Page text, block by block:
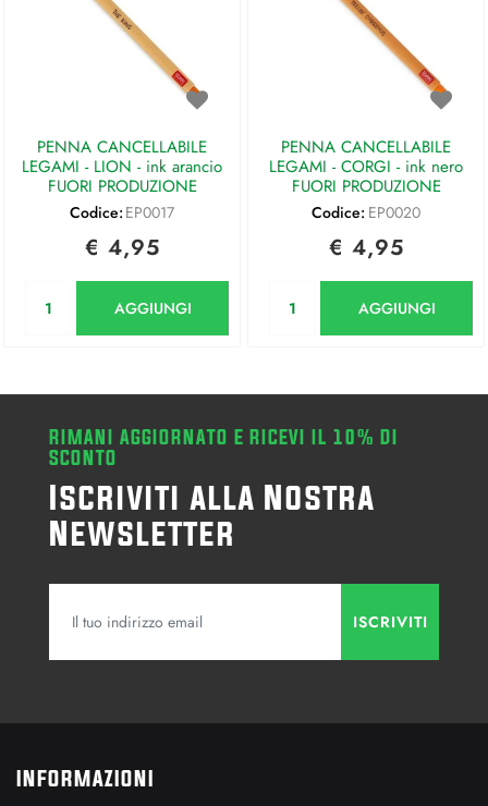
PENNA CANCELLABILE
LEGAMI - LION - ink arancio
FUORI PRODUZIONE
Codice: EP0017
€ 4,95
AGGIUNGI
PENNA CANCELLABILE
LEGAMI - CORGI - ink nero
FUORI PRODUZIONE
Codice: EP0020
€ 4,95
AGGIUNGI
RIMANI AGGIORNATO E RICEVI IL 10% DI
SCONTO
Iscriviti alla Nostra
Newsletter
INFORMAZIONI